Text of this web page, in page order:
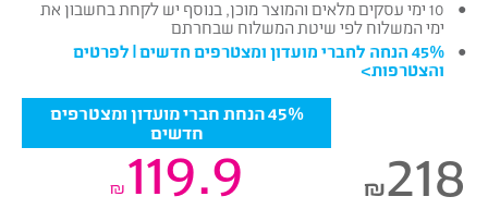
10 ימי עסקים מלאים והמוצר מוכן, בנוסף יש לקחת בחשבון את
ימי המשלוח לפי שיטת המשלוח שבחרתם
45% הנחה לחברי מועדון ומצטרפים חדשים |
לפרטים
והצטרפות>
218
₪
45% הנחת חברי מועדון ומצטרפים
חדשים
119.9
₪